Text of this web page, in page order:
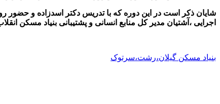
شایان ذکر است در این دوره که با تدریس دکتر اسدزاده و حضور
اجرایی ،آشتیان مدیر کل منابع انسانی و پشتیبانی بنیاد مسکن
بنیاد مسکن گیلان،رشت،سرتوک